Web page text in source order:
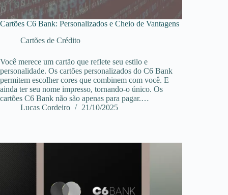
Cartões C6 Bank: Personalizados e Cheio de Vantagens
Cartões de Crédito
Você merece um cartão que reflete seu estilo e
personalidade. Os cartões personalizados do C6 Bank
permitem escolher cores que combinem com você. E
ainda ter seu nome impresso, tornando-o único. Os
cartões C6 Bank não são apenas para pagar.…
Lucas Cordeiro
21/10/2025